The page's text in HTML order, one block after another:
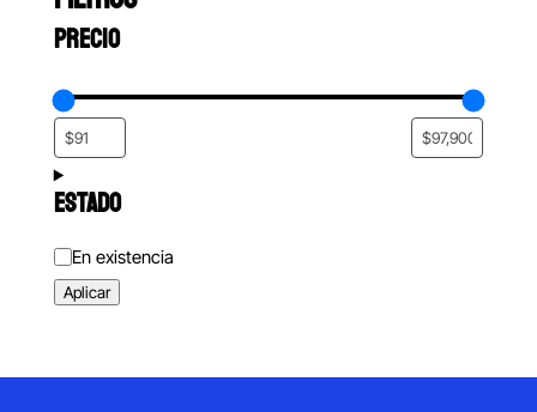
PRECIO
ESTADO
Estado
En existencia
Aplicar